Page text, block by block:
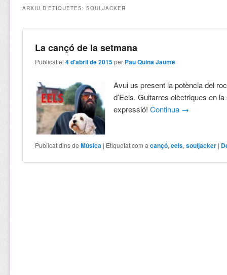
ARXIU D'ETIQUETES:SOULJACKER
La cançó de la setmana
Publicat el4 d'abril de 2015 per Pau Quina Jaume
Avui us present la potència del
d’Eels. Guitarres elèctriques en
expressió!Continua →
Publicat dins de Música | Etiquetat com a cançó,eels,souljacker |